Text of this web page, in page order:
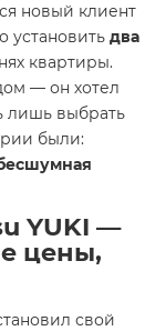
новый клиент
установить два
квартиры.
— он хотел
лишь выбрать
были:
YUKI —
цены,
свой